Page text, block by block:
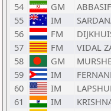
54
GM
55
IM
56
FM
57
FM VIDAL
58
GM
59
IM
60
IM
61
IM